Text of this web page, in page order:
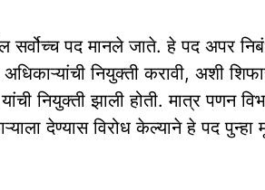
सर्वोच्च पद मानले जाते. हे पद अपर
नियुक्ती करावी, अशी
यांची नियुक्ती झाली होती. मात्र पणन
देण्यास विरोध केल्याने हे पद